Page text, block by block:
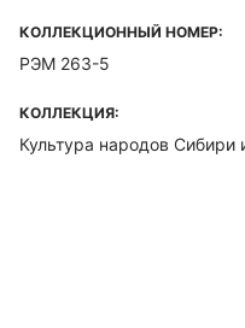
КОЛЛЕКЦИОННЫЙ НОМЕР:
РЭМ 263-5
КОЛЛЕКЦИЯ:
Культура народов Сибири